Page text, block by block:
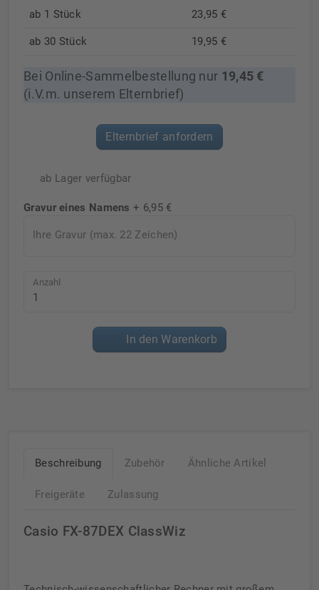
ab 1 Stück 23,95 €
ab 30 Stück 19,95 €
Bei Online-Sammelbestellung nur 19,45 €
(i.V.m. unserem Elternbrief)
Elternbrief anfordern
ab Lager verfügbar
Gravur eines Namens + 6,95 €
Ihre Gravur (max. 22 Zeichen)
Anzahl
In den Warenkorb
Beschreibung Zubehör Ähnliche Artikel
Freigeräte Zulassung
Casio FX-87DEX ClassWiz